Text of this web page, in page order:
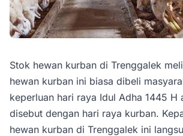
Stok hewan kurban di Trenggalek
hewan kurban ini biasa dibeli
keperluan hari raya Idul Adha 1445 H
disebut dengan hari raya kurban.
hewan kurban di Trenggalek ini